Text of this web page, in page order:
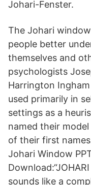
Johari-Fenster.
The Johari
people better
themselves and
psychologists
Harrington Ingham
used primarily in
settings as a
named their
of their first
Johari Window
sounds like a